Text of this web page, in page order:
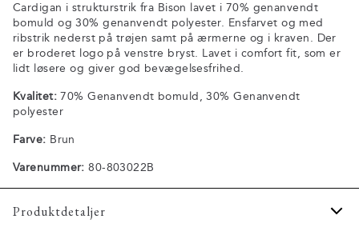
Cardigan i strukturstrik fra Bison lavet i 70% genanvendt
bomuld og 30% genanvendt polyester. Ensfarvet og med
ribstrik nederst på trøjen samt på ærmerne og i kraven. Der
er broderet logo på venstre bryst. Lavet i comfort fit, som er
lidt løsere og giver god bevægelsesfrihed.
Kvalitet:70% Genanvendt bomuld, 30% Genanvendt
polyester
Farve: Brun
Varenummer: 80-803022B
Produktdetaljer